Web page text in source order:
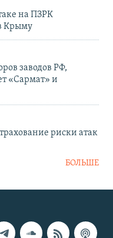
на ПЗРК
Крыму
заводов РФ,
«Сармат» и
риски атак
БОЛЬШЕ